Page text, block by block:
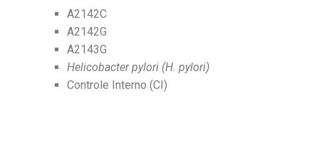
A2142C
A2142G
A2143G
Helicobacter pylori (H. pylori)
Controle Interno (CI)